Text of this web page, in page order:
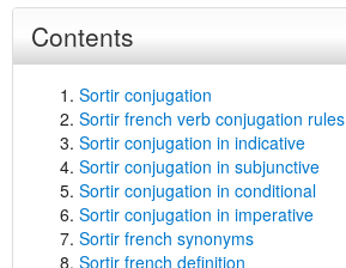
Contents
Sortir conjugation
Sortir french verb conjugation rules
Sortir conjugation in indicative
Sortir conjugation in subjunctive
Sortir conjugation in conditional
Sortir conjugation in imperative
Sortir french synonyms
Sortir french definition